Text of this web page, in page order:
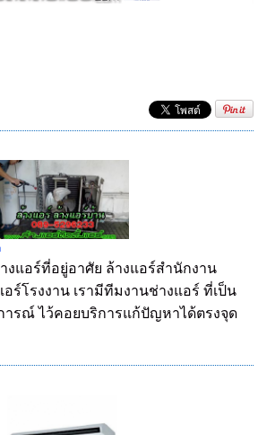
งแอร์ที่อยู่อาศัย ล้างแอร์สำนักงาน
ร์โรงงาน เรามีทีมงานช่างแอร์ ที่เป็น
รณ์ ไว้คอยบริการแก้ปัญหาได้ตรงจุด